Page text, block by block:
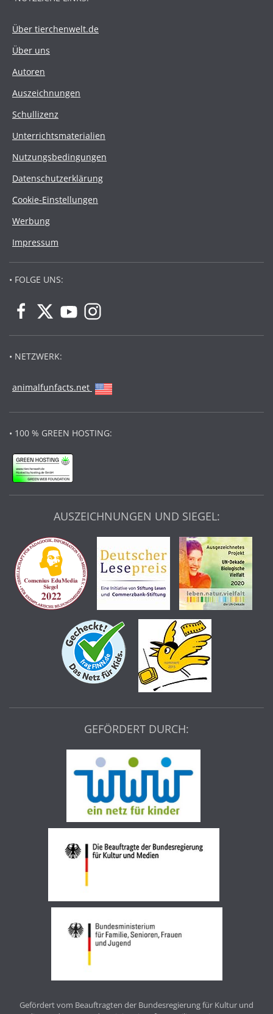
Über tierchenwelt.de
Über uns
Autoren
Auszeichnungen
Schullizenz
Unterrichtsmaterialien
Nutzungsbedingungen
Datenschutzerklärung
Cookie-Einstellungen
Werbung
Impressum
• FOLGE UNS:
• NETZWERK:
animalfunfacts.net
• 100 % GREEN HOSTING:
AUSZEICHNUNGEN UND SIEGEL:
GEFÖRDERT DURCH:
Gefördert vom Beauftragten der Bundesregierung für Kultur und